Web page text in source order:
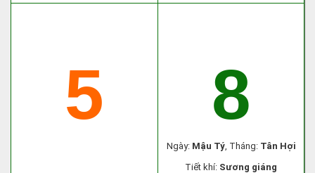
5 8
Ngày: Mậu Tý, Tháng: Tân Hợi
Tiết khí: Sương giáng